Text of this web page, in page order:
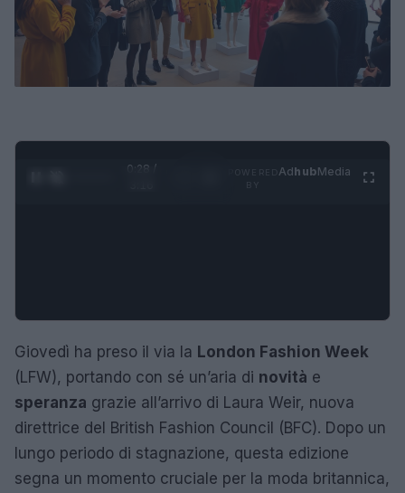
0:29 /
AdhubMedia
Giovedì ha preso il via la London Fashion Week
(LFW), portando con sé un’aria di novità e
speranza grazie all’arrivo di Laura Weir, nuova
direttrice del British Fashion Council (BFC). Dopo un
lungo periodo di stagnazione, questa edizione
segna un momento cruciale per la moda britannica,